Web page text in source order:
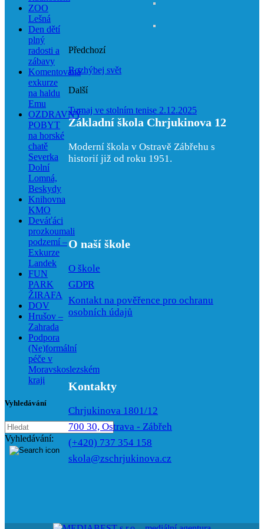
ZOO
Lešná
Den dětí
plný
radosti a
zábavy
Komentovaná
exkurze
na haldu
Emu
OZDRAVNÝ
POBYT
na horské
chatě
Severka
Dolní
Lomná,
Beskydy
Knihovna
KMO
Deváťáci
prozkoumali
podzemí –
Exkurze
Landek
FUN
PARK
ŽIRAFA
DOV
Hrušov –
Zahrada
Podpora
(Ne)formální
péče v
Moravskoslezském
kraji
Vyhledávání
Vyhledávání:
Předchozí
Rozhýbej svět
Další
Turnaj ve stolním tenise 2.12.2025
Základní škola Chrjukinova 12
Moderní škola v Ostravě Zábřehu s
historií již od roku 1951.
O naší škole
O škole
GDPR
Kontakt na pověřence pro ochranu
osobních údajů
Kontakty
Chrjukinova 1801/12
700 30, Ostrava - Zábřeh
(+420) 737 354 158
skola@zschrjukinova.cz